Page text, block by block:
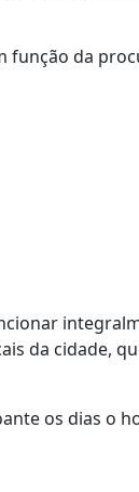
da
da cidade,
os dias o